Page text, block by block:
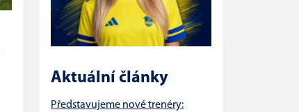
Aktuální články
Představujeme nové trenéry: